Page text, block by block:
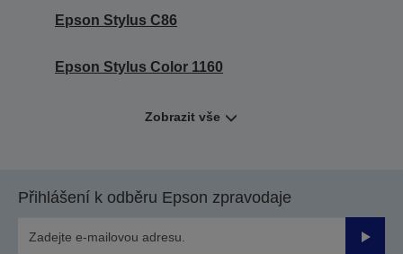
Epson Stylus C86
Epson Stylus Color 1160
Zobrazit vše
Přihlášení k odběru Epson zpravodaje